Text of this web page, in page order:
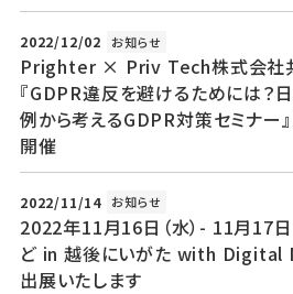
2022/12/02 お知らせ
Prighter × Priv Tech株式会社
『GDPR違反を避けるためには？
例から考えるGDPR対策セミナー
開催
2022/11/14 お知らせ
2022年11月16日（水）- 11月17日
ど in 越後にいがた with Digital
出展いたします